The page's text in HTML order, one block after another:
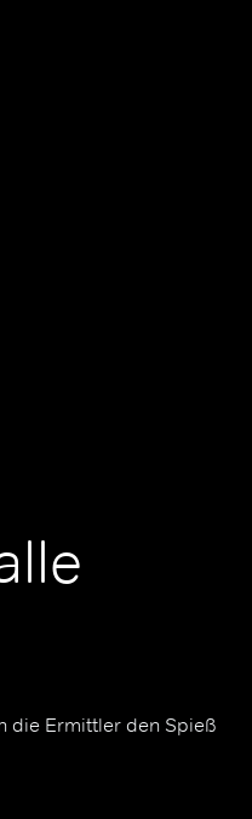
die Ermittler den Spieß